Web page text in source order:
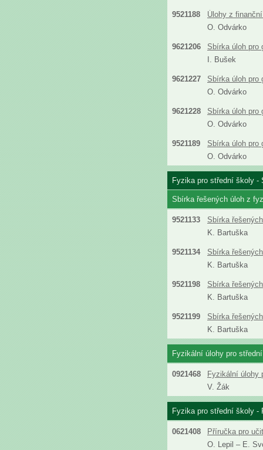
9521188
Úlohy z
O. Odvárko
9621206
Sbírka úloh pro
I. Bušek
9621227
Sbírka úloh pro
O. Odvárko
9621228
Sbírka úloh pro
O. Odvárko
9521189
Sbírka úloh pro
O. Odvárko
Fyzika pro střední školy -
Sbírka řešených úloh z
9521133
Sbírka
K. Bartuška
9521134
Sbírka
K. Bartuška
9521198
Sbírka
K. Bartuška
9521199
Sbírka
K. Bartuška
Fyzikální úlohy pro
0921468
Fyzikální úlohy
V. Žák
Fyzika pro střední školy -
0621408
Příručka pro
O. Lepil – E.